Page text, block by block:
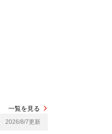
一覧を見る
2026/8/7更新